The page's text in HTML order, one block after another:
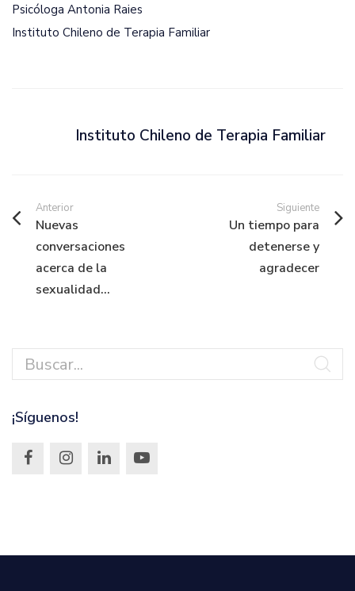
Psicóloga Antonia Raies
Instituto Chileno de Terapia Familiar
Instituto Chileno de Terapia Familiar
Anterior
Nuevas
conversaciones
acerca de la
sexualidad...
Siguiente
Un tiempo para
detenerse y
agradecer
¡Síguenos!